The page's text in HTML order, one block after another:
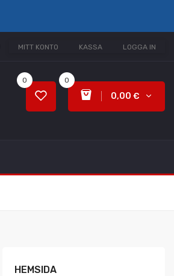
MITT KONTO KASSA LOGGA IN
0
0,00 €
0
HEMSIDA